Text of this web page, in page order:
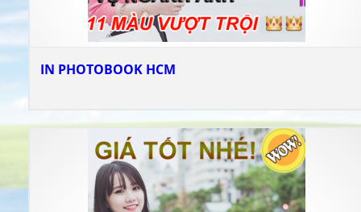
IN PHOTOBOOK HCM